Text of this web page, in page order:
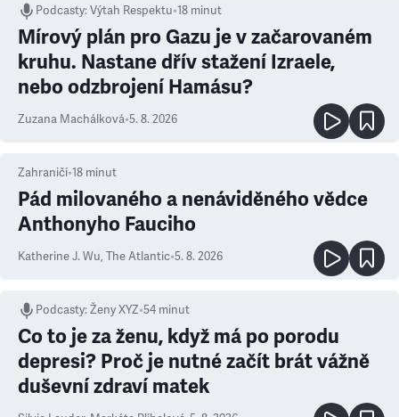
Podcasty:Výtah Respektu•18 minut
Mírový plán pro Gazu je v začarovaném
kruhu. Nastane dřív stažení Izraele,
nebo odzbrojení Hamásu?
Zuzana Machálková•5. 8. 2026
Zahraničí•18 minut
Pád milovaného a nenáviděného vědce
Anthonyho Fauciho
Katherine J. Wu, The Atlantic•5. 8. 2026
Podcasty:Ženy XYZ•54 minut
Co to je za ženu, když má po porodu
depresi? Proč je nutné začít brát vážně
duševní zdraví matek